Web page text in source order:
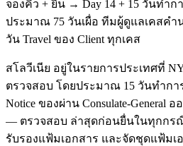
จองคิว + ยื่น → Day 14 + 15 วันทำก
ประมาณ 75 วันเผื่อ ทีมผู้ดูแลเคสคำ
วัน Travel ของ Client ทุกเคส
สโลวีเนีย อยู่ในรายการประเทศที่
ตรวจสอบ โดยประมาณ 15 วันทำกา
Notice ของผ่าน Consulate-General อ
— ตรวจสอบ ล่าสุดก่อนยื่นในทุกกรณี)
รับรองแฟ้มเอกสาร และจัดชุดแฟ้มเ